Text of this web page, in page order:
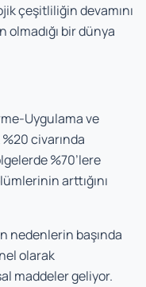
çeşitliliğin devamını
olmadığı bir dünya
Uygulama ve
civarında
%70’lere
arttığını
nedenlerin başında
olarak
maddeler geliyor.